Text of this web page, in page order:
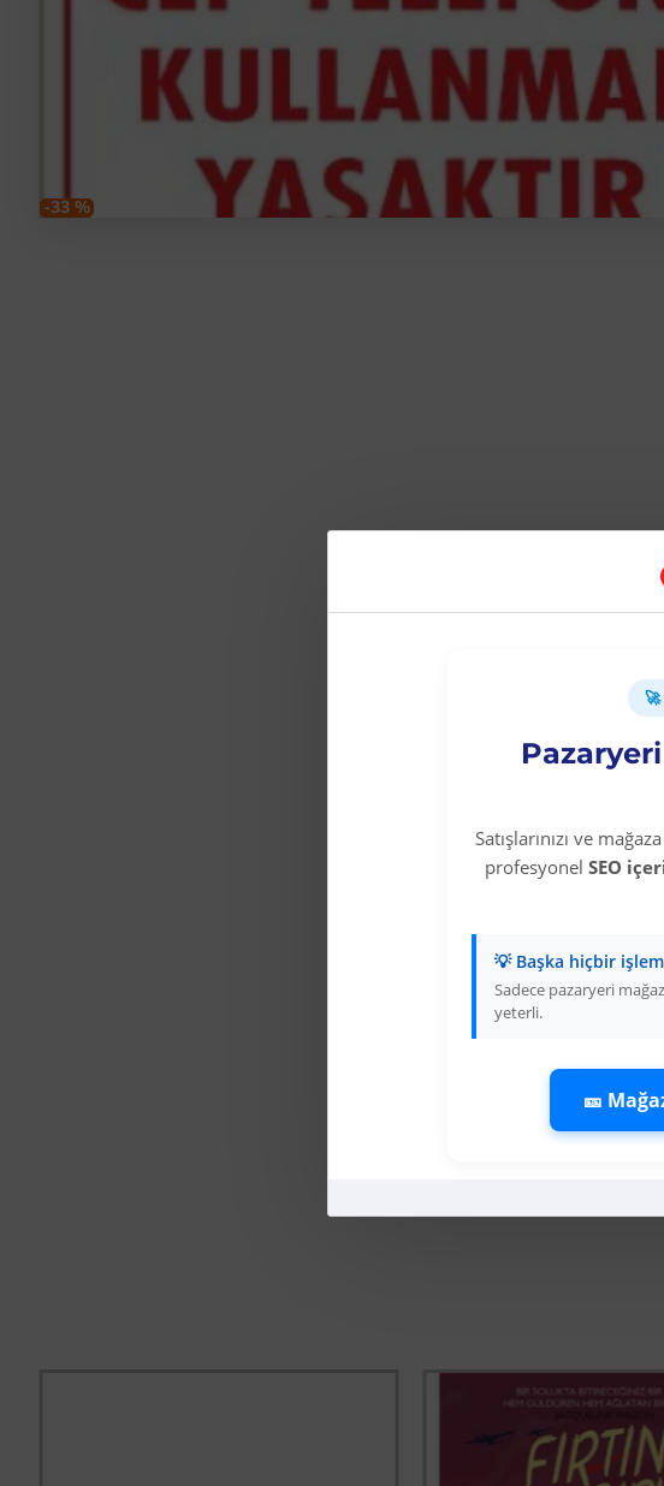
Satışlarınızı ve
profesyonel SEO
💡 Başka hiçbir
Sadece pazaryeri
yeterli.
🎫
-33 %